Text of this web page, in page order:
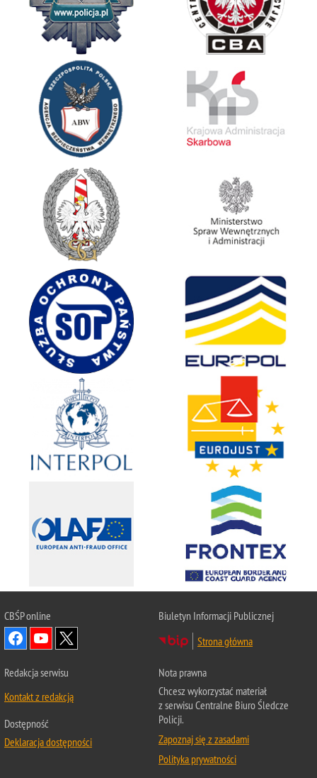
CBŚPonline
Biuletyn Informacji Publicznej
Strona główna
Redakcja serwisu
Kontakt z redakcją
Dostępność
Deklaracja dostępności
Nota prawna
Chcesz wykorzystać materiał
z serwisu Centralne Biuro Śledcze
Policji.
Zapoznaj się z zasadami
Polityka prywatności